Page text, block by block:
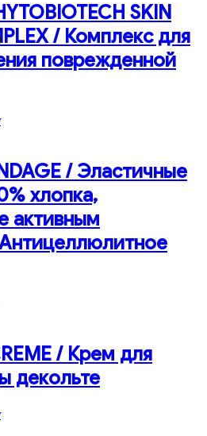
SKIN
/ Комплекс для
поврежденной
/ Эластичные
хлопка,
активным
/ Крем для
декольте